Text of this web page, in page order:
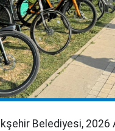
Belediyesi,